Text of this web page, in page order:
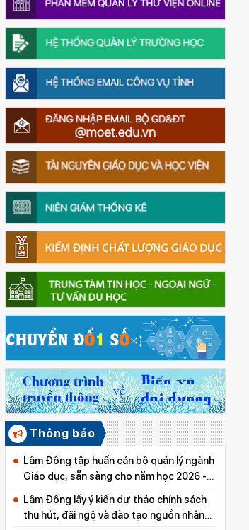
Thông báo
Lâm Đồng tập huấn cán bộ quản lý ngành
Giáo dục, sẵn sàng cho năm học 2026 -
Lâm Đồng lấy ý kiến dự thảo chính sách
thu hút, đãi ngộ và đào tạo nguồn nhân